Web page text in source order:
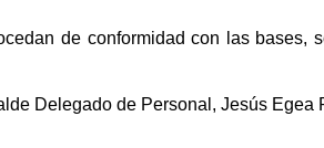
de conformidad con las bases,
Delegado de Personal, Jesús Egea